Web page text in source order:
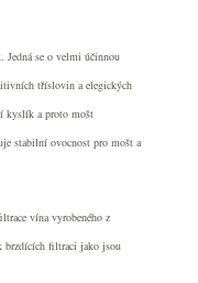
Jedná se o velmi účinnou
tříslovin a elegických
kyslík a proto mošt
stabilní ovocnost pro mošt a
vína vyrobeného z
brzdících filtraci jako jsou